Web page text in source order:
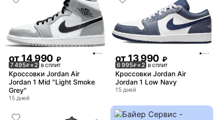
от 14 990 ₽
7 495₽× 2 в сплит
Кроссовки Jordan Air
Jordan 1 Mid "Light Smoke
Grey"
15 дней
от 13 990 ₽
6 995₽× 2 в сплит
Кроссовки Jordan Air
Jordan 1 Low Navy
15 дней